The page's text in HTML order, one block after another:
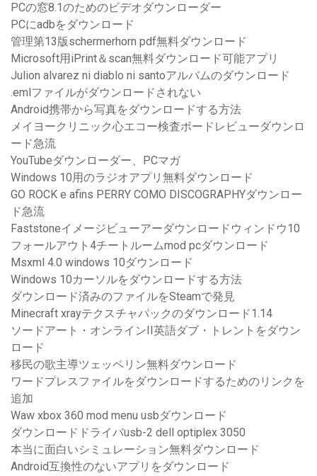
PCの窓8.1のためのビデオダウンローダー
PCにadbをダウンロード
管理第13版schermerhorn pdf無料ダウンロード
Microsoft用iPrint＆scan無料ダウンロード可能アプリ
Julion alvarez ni diablo ni santoアルバムのダウンロード
.emlファイルがダウンロードされない
Android携帯から写真をダウンロードする方法
メイヨークリニック心エコー検査ボードレビューダウンロ
ード急流
YouTubeダウンローダー、PCマガ
Windows 10用のラジオアプリ無料ダウンロード
GO ROCK e afins PERRY COMO DISCOGRAPHYダウンロー
ド急流
Faststoneイメージビューアーダウンロードウィンドウ10
フォールアウト4チートルームmod pcダウンロード
Msxml 4.0 windows 10ダウンロード
Windows 10カーソルをダウンロードする方法
ダウンロード済みのファイルをSteamで発見
Minecraft xrayテクスチャパックのダウンロード1.14
ソードアート・オンラインII英語ダブ・トレントをダウン
ロード
移民の歌主導ツェッペリン無料ダウンロード
ワードプレスファイルをダウンロードするためのリンクを
追加
Waw xbox 360 mod menu usbダウンロード
ダウンロードドライバusb-2 dell optiplex 3050
本当に面白いシミュレーション無料ダウンロード
Android互換性のないアプリをダウンロード